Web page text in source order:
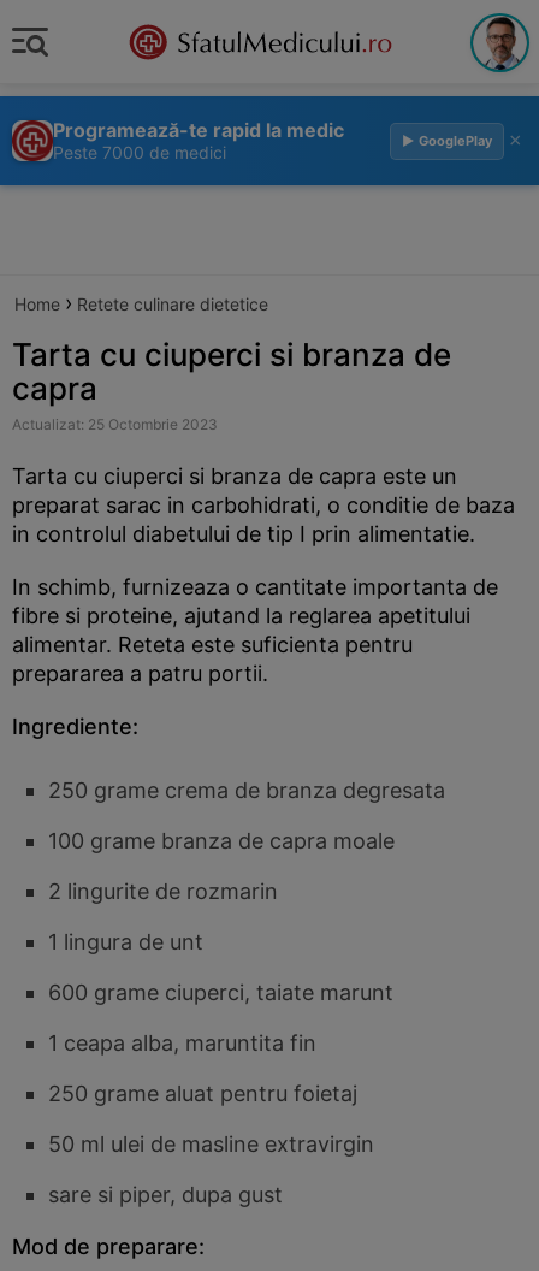
Programează-te rapid la medic
Peste 7000 de medici
▶ GooglePlay ×
Home › Retete culinare dietetice
Tarta cu ciuperci si branza de
capra
Actualizat: 25 Octombrie 2023
Tarta cu ciuperci si branza de capra este un
preparat sarac in carbohidrati, o conditie de baza
in controlul diabetului de tip I prin alimentatie.
In schimb, furnizeaza o cantitate importanta de
fibre si proteine, ajutand la reglarea apetitului
alimentar. Reteta este suficienta pentru
prepararea a patru portii.
Ingrediente:
250 grame crema de branza degresata
100 grame branza de capra moale
2 lingurite de rozmarin
1 lingura de unt
600 grame ciuperci, taiate marunt
1 ceapa alba, maruntita fin
250 grame aluat pentru foietaj
50 ml ulei de masline extravirgin
sare si piper, dupa gust
Mod de preparare: